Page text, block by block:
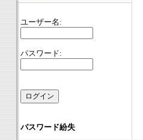
ユーザー名:
パスワード:
パスワード紛失